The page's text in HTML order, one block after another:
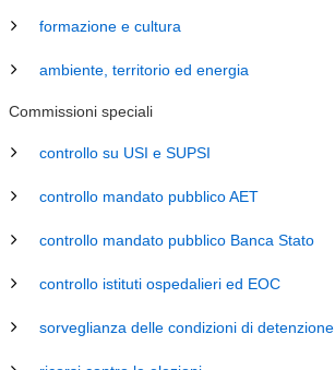
formazione e cultura
ambiente, territorio ed energia
Commissioni speciali
controllo su USI e SUPSI
controllo mandato pubblico AET
controllo mandato pubblico Banca Stato
controllo istituti ospedalieri ed EOC
sorveglianza delle condizioni di detenzione